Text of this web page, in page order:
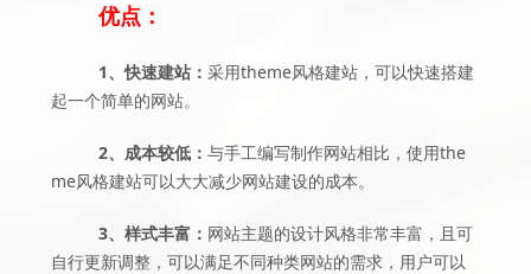
优点：
1、快速建站： 采用theme风格建站，可以快速搭建
起一个简单的网站。
2、成本较低： 与手工编写制作网站相比，使用the
me风格建站可以大大减少网站建设的成本。
3、样式丰富： 网站主题的设计风格非常丰富，且可
自行更新调整，可以满足不同种类网站的需求，用户可以